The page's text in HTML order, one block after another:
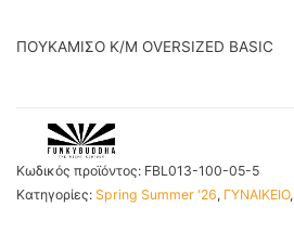
ΠΟΥΚΑΜΙΣΟ K/M OVERSIZED BASIC
Κωδικός προϊόντος: FBL013-100-05-5
Κατηγορίες: Spring Summer '26, ΓΥΝΑΙΚΕΙΟ,